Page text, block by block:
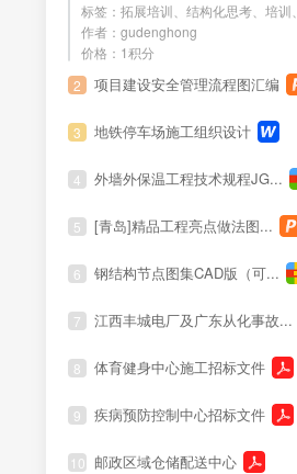
社会科学
资格考试资料
职称资料
文
档
标签：拓展培训、结构化思考、培训
作者：gudenghong
价格：1积分
2
项目建设安全管理流程图汇编
3 地铁停车场施工组织设计
4 外墙外保温工程技术规程JG...
5 [青岛]精品工程亮点做法图...
6 钢结构节点图集CAD版（可...
7 江西丰城电厂及广东从化事故...
8 体育健身中心施工招标文件
9 疾病预防控制中心招标文件
10 邮政区域仓储配送中心